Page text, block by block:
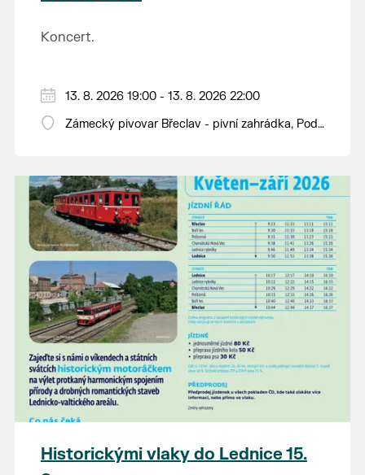
Koncert.
13. 8. 2026 19:00 - 13. 8. 2026 22:00
Zámecký pivovar Břeclav - pivní zahrádka, Pod
Historickými vlaky do Lednice 15.